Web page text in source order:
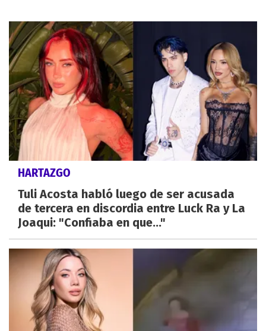
HARTAZGO
Tuli Acosta habló luego de ser acusada
de tercera en discordia entre Luck Ra y La
Joaqui: "Confiaba en que..."